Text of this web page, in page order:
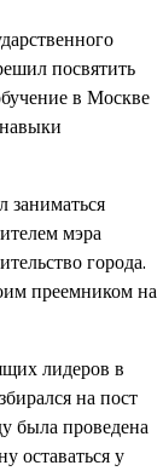
посвятить
в Москве
заниматься
мэра
города.
преемником на
лидеров в
на пост
была проведена
оставаться у